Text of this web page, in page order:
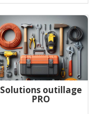
Solutions outillage
PRO